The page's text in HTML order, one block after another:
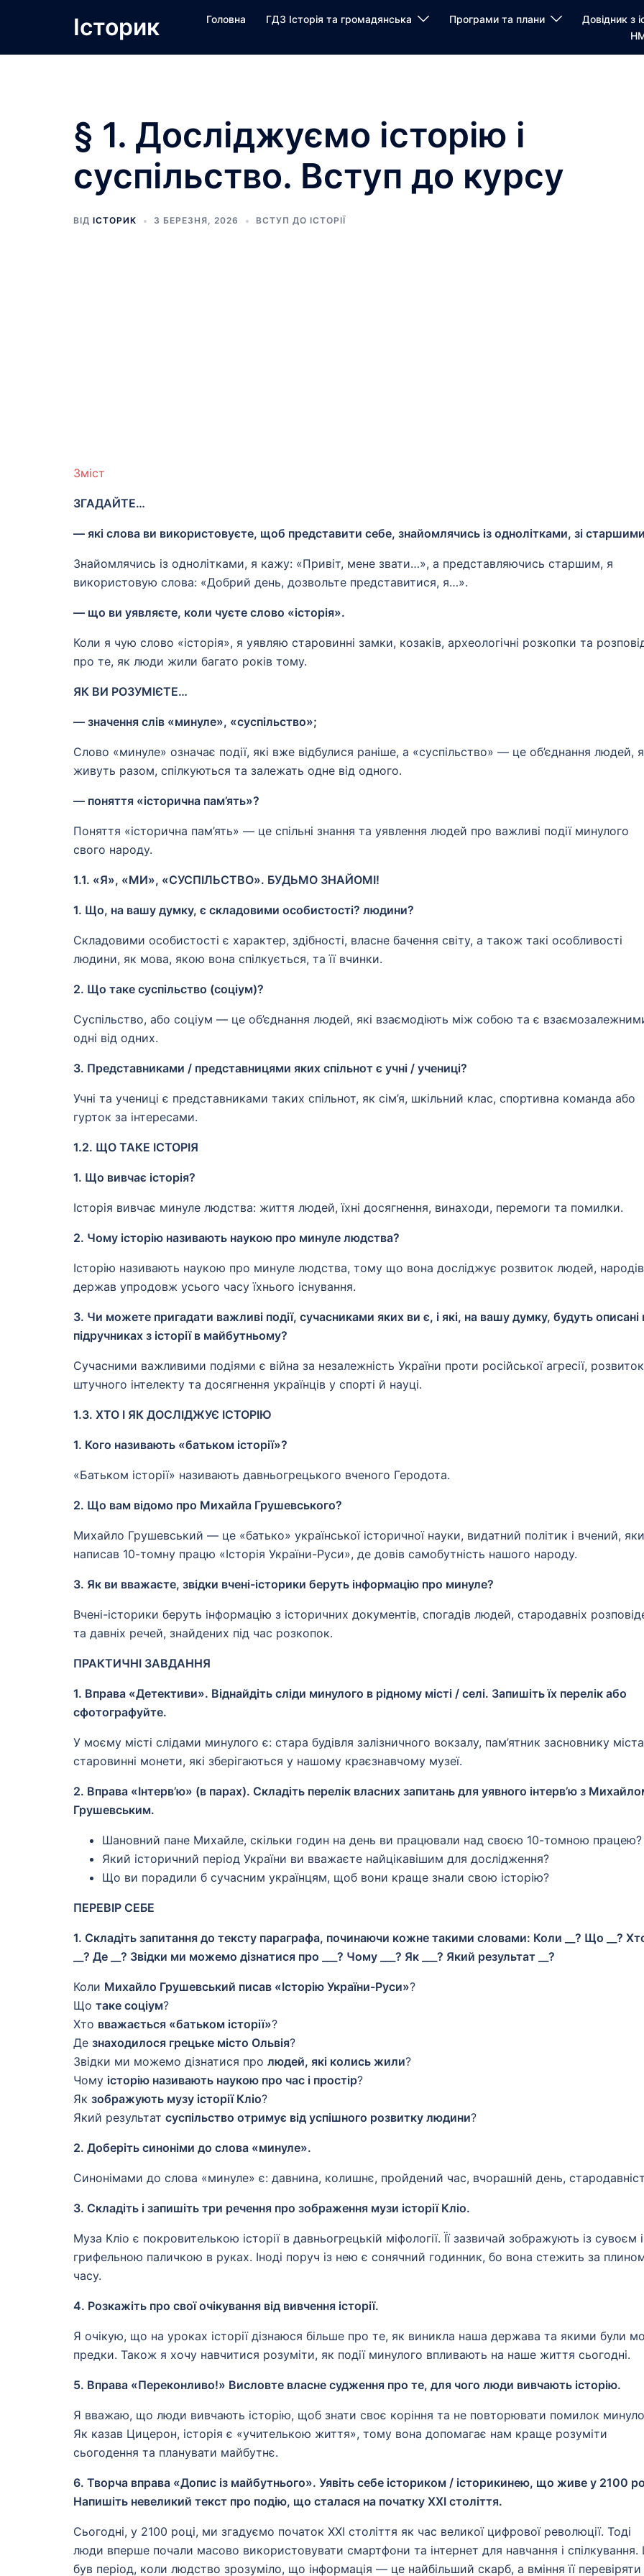
Історик Головна ГДЗ Історія та громадянська Програми та плани
Довідник з
§ 1. Досліджуємо історію і
суспільство. Вступ до курсу
ВІД ІСТОРИК 3 БЕРЕЗНЯ, 2026 ВСТУП ДО ІСТОРІЇ
Зміст
ЗГАДАЙТЕ…
— які слова ви використовуєте, щоб представити себе, знайомлячись із однолітками, зі
Знайомлячись із однолітками, я кажу: «Привіт, мене звати…», а представляючись старшим, я
використовую слова: «Добрий день, дозвольте представитися, я…».
— що ви уявляєте, коли чуєте слово «історія».
Коли я чую слово «історія», я уявляю старовинні замки, козаків, археологічні розкопки та
про те, як люди жили багато років тому.
ЯК ВИ РОЗУМІЄТЕ…
— значення слів «минуле», «суспільство»;
Слово «минуле» означає події, які вже відбулися раніше, а «суспільство» — це об’єднання людей,
живуть разом, спілкуються та залежать одне від одного.
— поняття «історична пам’ять»?
Поняття «історична пам’ять» — це спільні знання та уявлення людей про важливі події минулого
свого народу.
1.1. «Я», «МИ», «СУСПІЛЬСТВО». БУДЬМО ЗНАЙОМІ!
1. Що, на вашу думку, є складовими особистості? людини?
Складовими особистості є характер, здібності, власне бачення світу, а також такі особливості
людини, як мова, якою вона спілкується, та її вчинки.
2. Що таке суспільство (соціум)?
Суспільство, або соціум — це об’єднання людей, які взаємодіють між собою та є
одні від одних.
3. Представниками / представницями яких спільнот є учні / учениці?
Учні та учениці є представниками таких спільнот, як сім’я, шкільний клас, спортивна команда або
гурток за інтересами.
1.2. ЩО ТАКЕ ІСТОРІЯ
1. Що вивчає історія?
Історія вивчає минуле людства: життя людей, їхні досягнення, винаходи, перемоги та помилки.
2. Чому історію називають наукою про минуле людства?
Історію називають наукою про минуле людства, тому що вона досліджує розвиток людей, народів
держав упродовж усього часу їхнього існування.
3. Чи можете пригадати важливі події, сучасниками яких ви є, і які, на вашу думку, будуть описані
підручниках з історії в майбутньому?
Сучасними важливими подіями є війна за незалежність України проти російської агресії, розвиток
штучного інтелекту та досягнення українців у спорті й науці.
1.3. ХТО І ЯК ДОСЛІДЖУЄ ІСТОРІЮ
1. Кого називають «батьком історії»?
«Батьком історії» називають давньогрецького вченого Геродота.
2. Що вам відомо про Михайла Грушевського?
Михайло Грушевський — це «батько» української історичної науки, видатний політик і вчений,
написав 10-томну працю «Історія України-Руси», де довів самобутність нашого народу.
3. Як ви вважаєте, звідки вчені-історики беруть інформацію про минуле?
Вчені-історики беруть інформацію з історичних документів, спогадів людей, стародавніх
та давніх речей, знайдених під час розкопок.
ПРАКТИЧНІ ЗАВДАННЯ
1. Вправа «Детективи». Віднайдіть сліди минулого в рідному місті / селі. Запишіть їх перелік або
сфотографуйте.
У моєму місті слідами минулого є: стара будівля залізничного вокзалу, пам’ятник засновнику
старовинні монети, які зберігаються у нашому краєзнавчому музеї.
2. Вправа «Інтерв’ю» (в парах). Складіть перелік власних запитань для уявного інтерв’ю з
Грушевським.
Шановний пане Михайле, скільки годин на день ви працювали над своєю 10-томною працею?
Який історичний період України ви вважаєте найцікавішим для дослідження?
Що ви порадили б сучасним українцям, щоб вони краще знали свою історію?
ПЕРЕВІР СЕБЕ
1. Складіть запитання до тексту параграфа, починаючи кожне такими словами: Коли __? Що __?
__? Де __? Звідки ми можемо дізнатися про ___? Чому ___? Як ___? Який результат __?
Коли Михайло Грушевський писав «Історію України-Руси»?
Що таке соціум?
Хто вважається «батьком історії»?
Де знаходилося грецьке місто Ольвія?
Звідки ми можемо дізнатися про людей, які колись жили?
Чому історію називають наукою про час і простір?
Як зображують музу історії Кліо?
Який результат суспільство отримує від успішного розвитку людини?
2. Доберіть синоніми до слова «минуле».
Синонімами до слова «минуле» є: давнина, колишнє, пройдений час, вчорашній день,
3. Складіть і запишіть три речення про зображення музи історії Кліо.
Муза Кліо є покровителькою історії в давньогрецькій міфології. Її зазвичай зображують із сувоєм і
грифельною паличкою в руках. Іноді поруч із нею є сонячний годинник, бо вона стежить за
часу.
4. Розкажіть про свої очікування від вивчення історії.
Я очікую, що на уроках історії дізнаюся більше про те, як виникла наша держава та якими були
предки. Також я хочу навчитися розуміти, як події минулого впливають на наше життя сьогодні.
5. Вправа «Переконливо!» Висловте власне судження про те, для чого люди вивчають історію.
Я вважаю, що люди вивчають історію, щоб знати своє коріння та не повторювати помилок
Як казав Цицерон, історія є «учителькою життя», тому вона допомагає нам краще розуміти
сьогодення та планувати майбутнє.
6. Творча вправа «Допис із майбутнього». Уявіть себе істориком / історикинею, що живе у 2100
Напишіть невеликий текст про подію, що сталася на початку ХХІ століття.
Сьогодні, у 2100 році, ми згадуємо початок XXI століття як час великої цифрової революції. Тоді
люди вперше почали масово використовувати смартфони та інтернет для навчання і спілкування.
був період, коли людство зрозуміло, що інформація — це найбільший скарб, а вміння її перевіряти